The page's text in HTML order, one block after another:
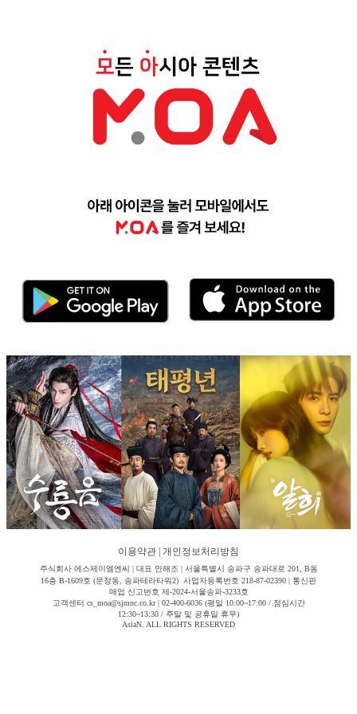
이용약관 개인정보처리방침
주식회사 에스제이엠엔씨 | 대표 안해조 | 서울특별시 송파구 송파대로 201, B동
16층 B-1609호 (문정동, 송파테라타워2) 사업자등록번호 218-87-02390 | 통신판
매업 신고번호 제-2024-서울송파-3233호
고객센터 cs_moa@sjmnc.co.kr | 02-400-6036 (평일 10:00~17:00 / 점심시간
12:30~13:30 / 주말 및 공휴일 휴무)
AsiaN. ALL RIGHTS RESERVED